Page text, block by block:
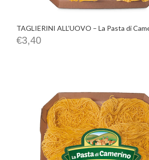
TAGLIERINI ALL’UOVO – La Pasta di
€3,40